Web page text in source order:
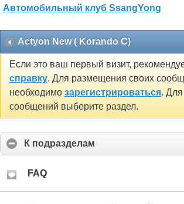
Автомобильный клуб SsangYong
Actyon New ( Korando C)
Если это ваш первый визит,
справку. Для размещения своих
необходимо зарегистрироваться.
сообщений выберите раздел.
К подразделам
FAQ